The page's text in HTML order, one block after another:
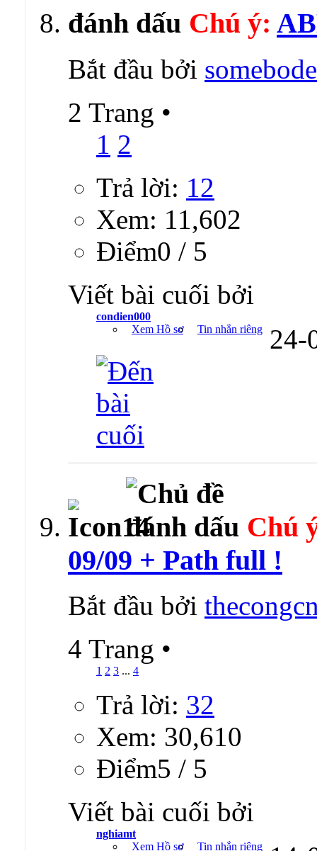
Chú ý:
Bắt đầu bởi
2 Trang •
1 2
Trả lời: 12
Xem: 11,602
Ðiểm0 / 5
Viết bài cuối bởi
condien000
Xem Hồ sơ
Tin nhắn riêng 24-
Chú
09/09 + Path full !
Bắt đầu bởi
4 Trang •
1 2 3 ... 4
Trả lời: 32
Xem: 30,610
Ðiểm5 / 5
Viết bài cuối bởi
nghiamt
Xem Hồ sơ
Tin nhắn riêng